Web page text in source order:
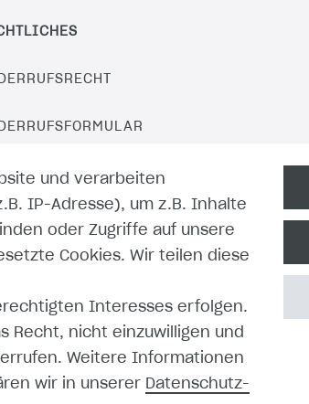
UND VERSAND
und verarbeiten
IP-Adresse), um z.B. Inhalte
oder Zugriffe auf unsere
Cookies. Wir teilen diese
Interesses erfolgen.
Recht, nicht einzuwilligen und
Weitere Informationen
wir in unserer Daten­schutz­